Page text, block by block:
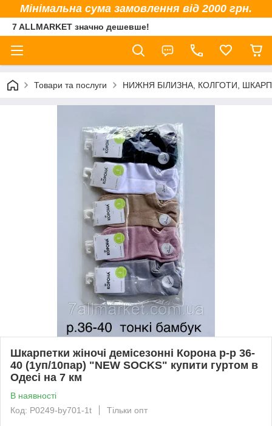
Мінімальна сума замовлення від 2000 грн.
7 ALLMARKET значно дешевше!
Товари та послуги НИЖНЯ БІЛИЗНА, КОЛГОТИ,
Шкарпетки жіночі демісезонні Корона р-р 36-
40 (1уп/10пар) "NEW SOCKS" купити гуртом в
Одесі на 7 км
В наявності
Код: P0249-by701-1t
Тільки опт